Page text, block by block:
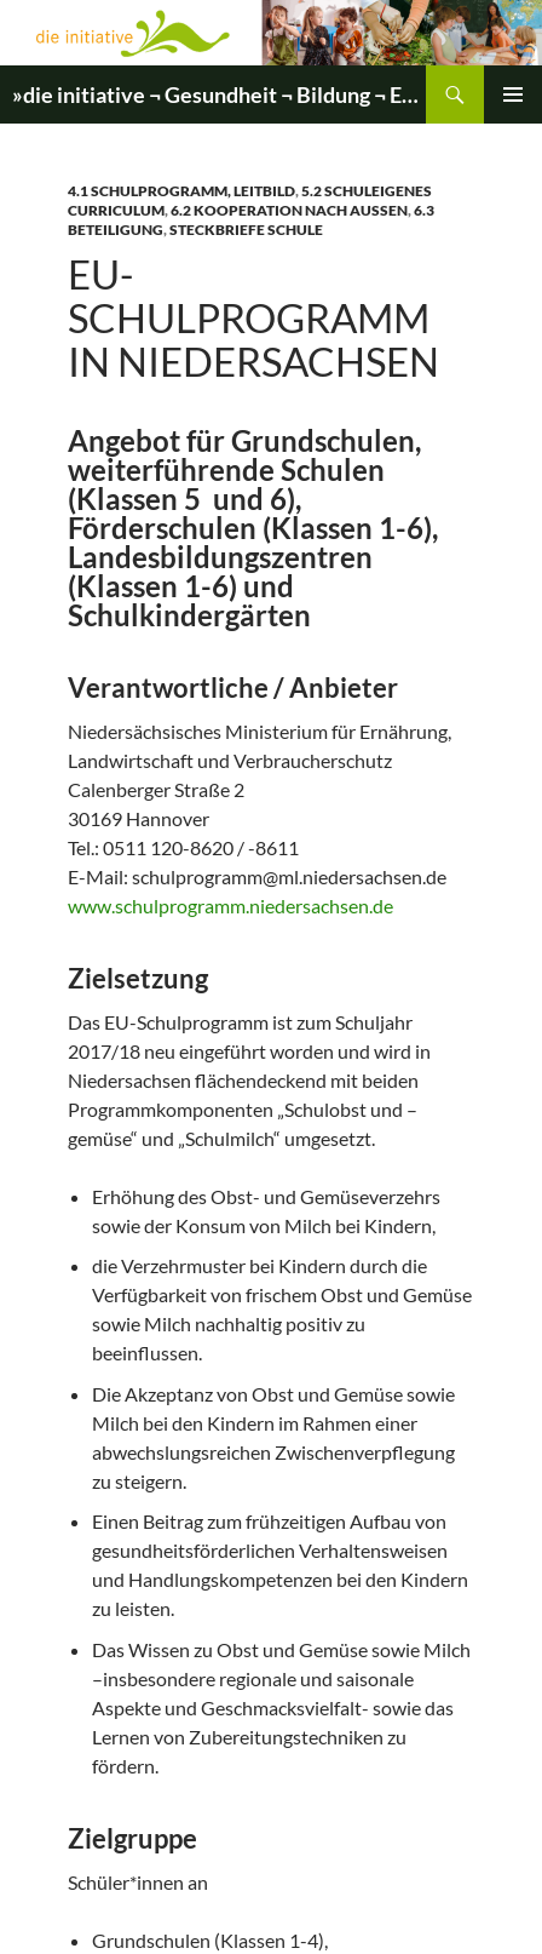
Inhalt
springen
»die initiative ¬ Gesundheit ¬ Bildung ¬ Entwicklung«
4.1 SCHULPROGRAMM, LEITBILD,5.2 SCHULEIGENES
CURRICULUM,6.2 KOOPERATION NACH AUSSEN ,6.3
BETEILIGUNG,STECKBRIEFE SCHULE
EU-
SCHULPROGRAMM
IN NIEDERSACHSEN
Angebot für Grundschulen,
weiterführende Schulen
(Klassen 5 und 6),
Förderschulen (Klassen 1-6),
Landesbildungszentren
(Klassen 1-6) und
Schulkindergärten
Verantwortliche / Anbieter
Niedersächsisches Ministerium für Ernährung,
Landwirtschaft und Verbraucherschutz
Calenberger Straße 2
30169 Hannover
Tel.: 0511 120-8620 / -8611
E-Mail: schulprogramm@ml.niedersachsen.de
www.schulprogramm.niedersachsen.de
Zielsetzung
Das EU-Schulprogramm ist zum Schuljahr
2017/18 neu eingeführt worden und wird in
Niedersachsen flächendeckend mit beiden
Programmkomponenten „Schulobst und –
gemüse“ und „Schulmilch“ umgesetzt.
Erhöhung des Obst- und Gemüseverzehrs
sowie der Konsum von Milch bei Kindern,
die Verzehrmuster bei Kindern durch die
Verfügbarkeit von frischem Obst und Gemüse
sowie Milch nachhaltig positiv zu
beeinflussen.
Die Akzeptanz von Obst und Gemüse sowie
Milch bei den Kindern im Rahmen einer
abwechslungsreichen Zwischenverpflegung
zu steigern.
Einen Beitrag zum frühzeitigen Aufbau von
gesundheitsförderlichen Verhaltensweisen
und Handlungskompetenzen bei den Kindern
zu leisten.
Das Wissen zu Obst und Gemüse sowie Milch
–insbesondere regionale und saisonale
Aspekte und Geschmacksvielfalt- sowie das
Lernen von Zubereitungstechniken zu
fördern.
Zielgruppe
Schüler*innen an
Grundschulen (Klassen 1-4),